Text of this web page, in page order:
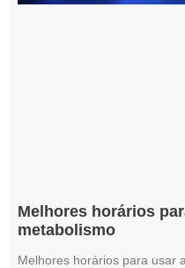
Melhores horários
metabolismo
Melhores horários para usar